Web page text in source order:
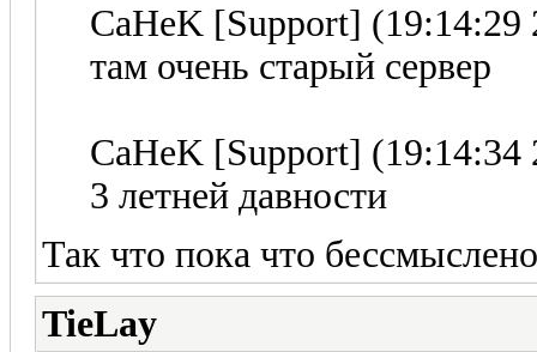
CaHeK [Support] (19:14:29
там очень старый сервер
CaHeK [Support] (19:14:34
3 летней давности
Так что пока что
TieLay